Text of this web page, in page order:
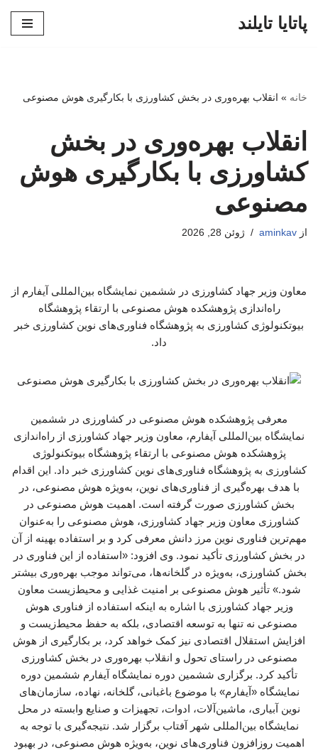
پاتایا تایلند
خانه » انقلاب بهره‌وری در بخش کشاورزی با بکارگیری هوش مصنوعی
انقلاب بهره‌وری در بخش
کشاورزی با بکارگیری هوش
مصنوعی
از aminkav ژوئن 28, 2026
معاون وزیر جهاد کشاورزی در ششمین نمایشگاه بین‌المللی آیفارم از
راه‌اندازی پژوهشکده هوش مصنوعی با ارتقاء پژوهشگاه
بیوتکنولوژی کشاورزی به پژوهشگاه فناوری‌های نوین کشاورزی خبر
داد.
معرفی پژوهشکده هوش مصنوعی در کشاورزی در ششمین
نمایشگاه بین‌المللی آیفارم، معاون وزیر جهاد کشاورزی از راه‌اندازی
پژوهشکده هوش مصنوعی با ارتقاء پژوهشگاه بیوتکنولوژی
کشاورزی به پژوهشگاه فناوری‌های نوین کشاورزی خبر داد. این اقدام
با هدف بهره‌گیری از فناوری‌های نوین، به‌ویژه هوش مصنوعی، در
بخش کشاورزی صورت گرفته است. اهمیت هوش مصنوعی در
کشاورزی معاون وزیر جهاد کشاورزی، هوش مصنوعی را به‌عنوان
مهم‌ترین فناوری نوین مرز دانش معرفی کرد و بر استفاده بهینه از آن
در بخش کشاورزی تأکید نمود. وی افزود: «استفاده از این فناوری در
بخش کشاورزی، به‌ویژه در گلخانه‌ها، می‌تواند موجب بهره‌وری بیشتر
شود.» تأثیر هوش مصنوعی بر امنیت غذایی و محیط‌زیست معاون
وزیر جهاد کشاورزی با اشاره به اینکه استفاده از فناوری هوش
مصنوعی نه تنها به توسعه اقتصادی، بلکه به حفظ محیط‌زیست و
افزایش استقلال اقتصادی نیز کمک خواهد کرد، بر بکارگیری از هوش
مصنوعی در راستای تحول و انقلاب بهره‌وری در بخش کشاورزی
تأکید کرد. برگزاری ششمین دوره نمایشگاه آیفارم ششمین دوره
نمایشگاه «آیفارم» با موضوع باغبانی، گلخانه، نهاده، سازمان‌های
نوین آبیاری، ماشین‌آلات، ادوات، تجهیزات و صنایع وابسته در محل
نمایشگاه بین‌المللی شهر آفتاب برگزار شد. نتیجه‌گیری با توجه به
اهمیت روزافزون فناوری‌های نوین، به‌ویژه هوش مصنوعی، در بهبود